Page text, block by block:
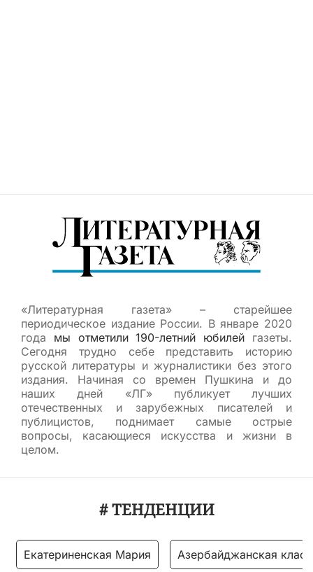
«Литературная газета» – старейшее
периодическое издание России. В январе 2020
года мы отметили 190-летний юбилей газеты.
Сегодня трудно себе представить историю
русской литературы и журналистики без этого
издания. Начиная со времен Пушкина и до
наших дней «ЛГ» публикует лучших
отечественных и зарубежных писателей и
публицистов, поднимает самые острые
вопросы, касающиеся искусства и жизни в
целом.
# ТЕНДЕНЦИИ
Екатериненская Мария Азербайджанская